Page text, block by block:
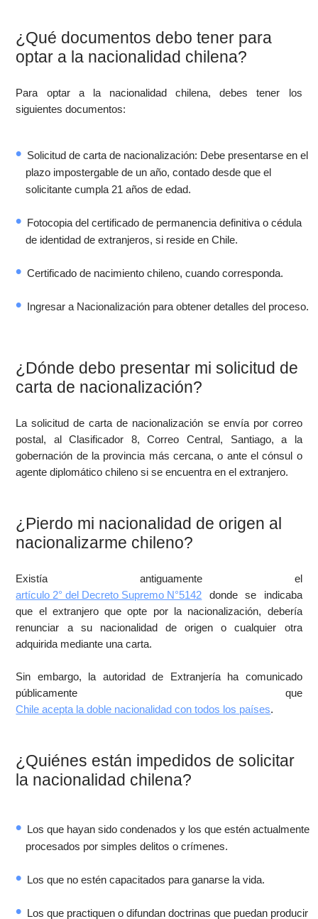
¿Qué documentos debo tener para
optar a la nacionalidad chilena?
Para optar a la nacionalidad chilena, debes tener los
siguientes documentos:
Solicitud de carta de nacionalización: Debe presentarse en el
plazo impostergable de un año, contado desde que el
solicitante cumpla 21 años de edad.
Fotocopia del certificado de permanencia definitiva o cédula
de identidad de extranjeros, si reside en Chile.
Certificado de nacimiento chileno, cuando corresponda.
Ingresar a Nacionalización para obtener detalles del proceso.
¿Dónde debo presentar mi solicitud de
carta de nacionalización?
La solicitud de carta de nacionalización se envía por correo
postal, al Clasificador 8, Correo Central, Santiago, a la
gobernación de la provincia más cercana, o ante el cónsul o
agente diplomático chileno si se encuentra en el extranjero.
¿Pierdo mi nacionalidad de origen al
nacionalizarme chileno?
Existía antiguamente el
artículo 2° del Decreto Supremo N°5142 donde se indicaba
que el extranjero que opte por la nacionalización, debería
renunciar a su nacionalidad de origen o cualquier otra
adquirida mediante una carta.
Sin embargo, la autoridad de Extranjería ha comunicado
públicamente que
Chile acepta la doble nacionalidad con todos los países.
¿Quiénes están impedidos de solicitar
la nacionalidad chilena?
Los que hayan sido condenados y los que estén actualmente
procesados por simples delitos o crímenes.
Los que no estén capacitados para ganarse la vida.
Los que practiquen o difundan doctrinas que puedan producir